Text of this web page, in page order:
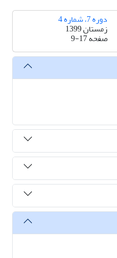
دوره 7، شماره 4
زمستان 1399
صفحه9-17